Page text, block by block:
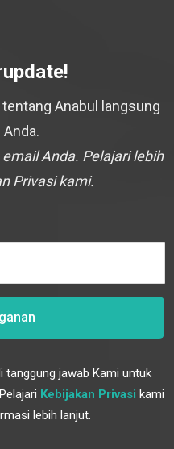
Anabul langsung
Anda. Pelajari lebih
Privasi kami.
tanggung jawab Kami untuk
Kebijakan Privasi kami
lebih lanjut.